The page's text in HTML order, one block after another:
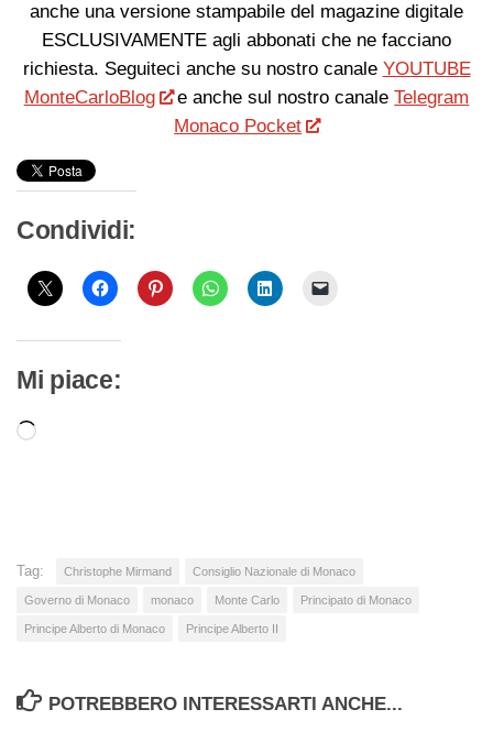
anche una versione stampabile del magazine digitale
ESCLUSIVAMENTE agli abbonati che ne facciano
richiesta. Seguiteci anche su nostro canale YOUTUBE
MonteCarloBlog
e anche sul nostro canaleTelegram
Monaco Pocket
Condividi:
Mi piace:
Caricamento
Tag: Christophe Mirmand Consiglio Nazionale di Monaco
Governo di Monaco monaco Monte Carlo Principato di Monaco
Principe Alberto di Monaco Principe Alberto II
POTREBBERO INTERESSARTI ANCHE...